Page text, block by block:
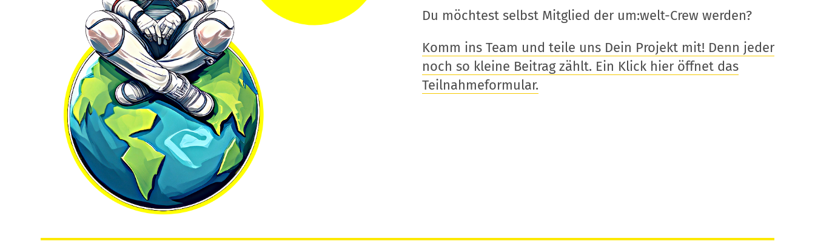
Du möchtest selbst Mitglied der um:welt-Crew werden?
Komm ins Team und teile uns Dein Projekt mit! Denn jeder
noch so kleine Beitrag zählt. Ein Klick hier öffnet das
Teilnahmeformular.